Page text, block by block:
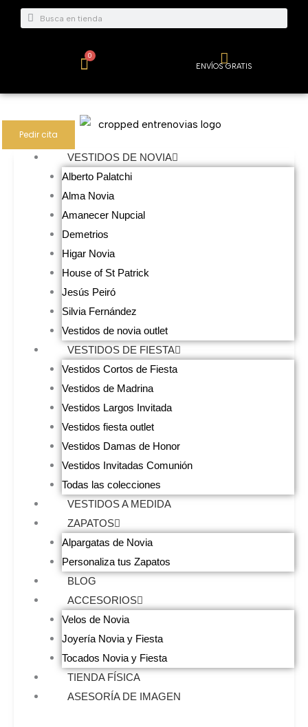
Buscar
Buscar
0
Carrito ENVÍOS GRATIS
VESTIDOS DE NOVIA
Alberto Palatchi
Alma Novia
Amanecer Nupcial
Demetrios
Higar Novia
House of St Patrick
Jesús Peiró
Silvia Fernández
Vestidos de novia outlet
VESTIDOS DE FIESTA
Vestidos Cortos de Fiesta
Vestidos de Madrina
Vestidos Largos Invitada
Vestidos fiesta outlet
Vestidos Damas de Honor
Vestidos Invitadas Comunión
Todas las colecciones
VESTIDOS A MEDIDA
ZAPATOS
Alpargatas de Novia
Personaliza tus Zapatos
BLOG
ACCESORIOS
Velos de Novia
Joyería Novia y Fiesta
Tocados Novia y Fiesta
TIENDA FÍSICA
ASESORÍA DE IMAGEN
Pedir cita